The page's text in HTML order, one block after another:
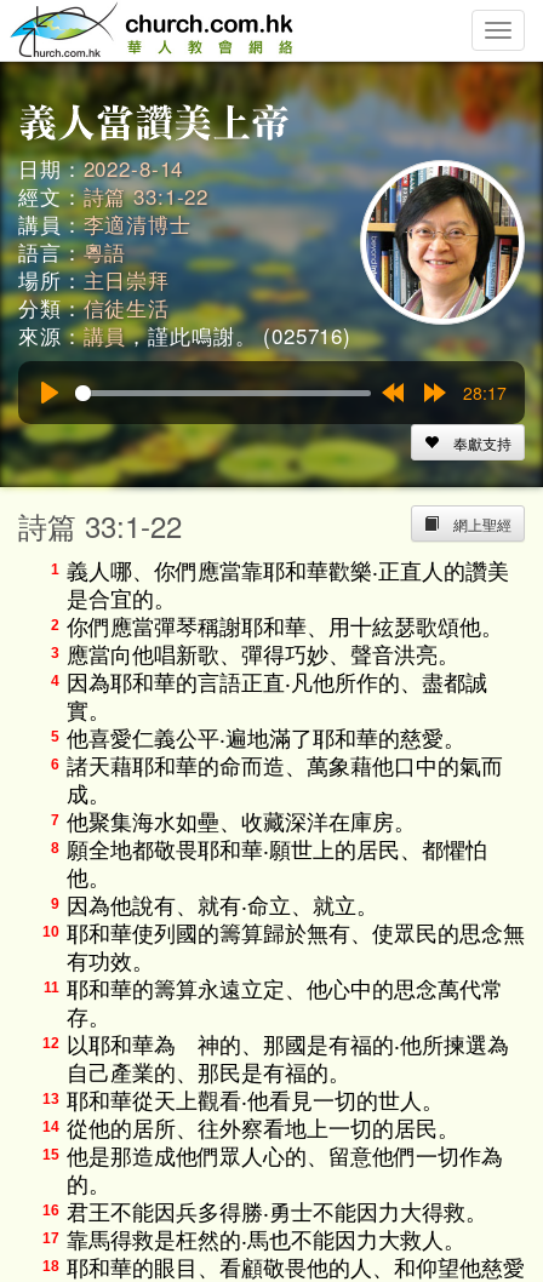
Toggle
日期：2022-8-14
經文：詩篇 33:1-22
講員：李適清博士
語言：粵語
場所：主日崇拜
分類：信徒生活
來源：講員，謹此鳴謝。 (025716)
Play
15s
15s
28:17
奉獻支持
網上聖經
詩篇 33:1-22
1 義人哪、你們應當靠耶和華歡樂‧正直人的讚美
是合宜的。
2 你們應當彈琴稱謝耶和華、用十絃瑟歌頌他。
3 應當向他唱新歌、彈得巧妙、聲音洪亮。
4
因為耶和華的言語正直‧凡他所作的、盡都誠
實。
5 他喜愛仁義公平‧遍地滿了耶和華的慈愛。
6 諸天藉耶和華的命而造、萬象藉他口中的氣而
成。
7 他聚集海水如壘、收藏深洋在庫房。
8 願全地都敬畏耶和華‧願世上的居民、都懼怕
他。
9 因為他說有、就有‧命立、就立。
10 耶和華使列國的籌算歸於無有、使眾民的思念無
有功效。
11 耶和華的籌算永遠立定、他心中的思念萬代常
存。
12 以耶和華為 神的、那國是有福的‧他所揀選為
自己產業的、那民是有福的。
13 耶和華從天上觀看‧他看見一切的世人。
14 從他的居所、往外察看地上一切的居民。
15 他是那造成他們眾人心的、留意他們一切作為
的。
16 君王不能因兵多得勝‧勇士不能因力大得救。
17 靠馬得救是枉然的‧馬也不能因力大救人。
18 耶和華的眼目、看顧敬畏他的人、和仰望他慈愛